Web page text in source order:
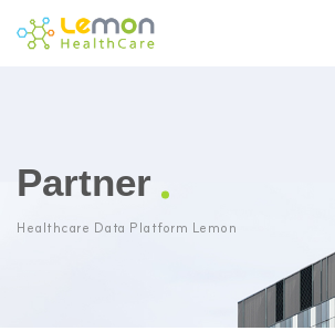
Partner
Healthcare Data Platform Lemon